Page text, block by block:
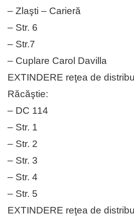
– Zlaşti – Carieră
– Str. 6
– Str.7
– Cuplare Carol Davilla
EXTINDERE reţea de
Răcăştie:
– DC 114
– Str. 1
– Str. 2
– Str. 3
– Str. 4
– Str. 5
EXTINDERE reţea de